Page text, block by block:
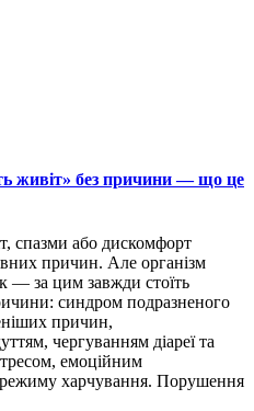
живіт» без причини — що це
спазми або дискомфорт
причин. Але організм
— за цим завжди стоїть
синдром подразненого
причин,
чергуванням діареї та
емоційним
харчування. Порушення